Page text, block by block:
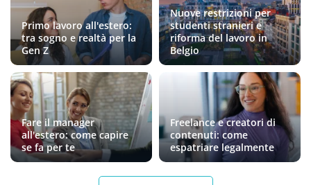
Primo lavoro all'estero:
tra sogno e realtà per la
Gen Z
Nuove restrizioni per
studenti stranieri e
riforma del lavoro in
Belgio
Fare il manager
all'estero: come capire
se fa per te
Freelance e creatori di
contenuti: come
espatriare legalmente